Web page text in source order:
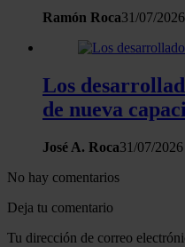
Ramón Roca31/07/2026
Los
de nueva
José A. Roca31/07/2026
No hay comentarios
Deja tu comentario
Tu dirección de correo